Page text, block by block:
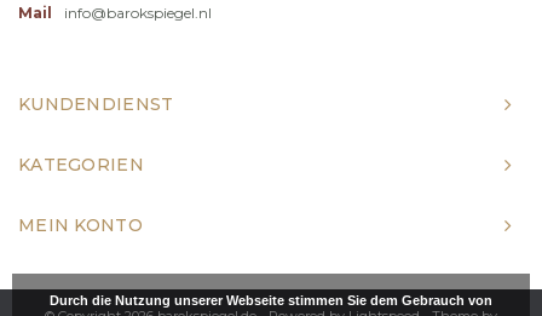
Mail
info@barokspiegel.nl
KUNDENDIENST
KATEGORIEN
MEIN KONTO
Durch die Nutzung unserer Webseite stimmen Sie dem Gebrauch von